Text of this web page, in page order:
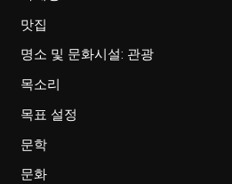
맛집
명소 및 문화시설: 관광
목소리
목표 설정
문학
문화